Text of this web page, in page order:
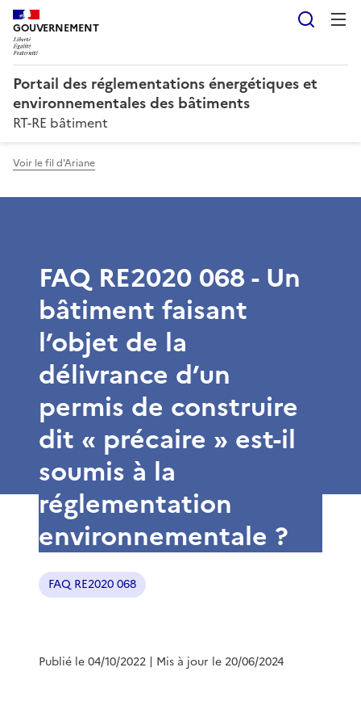
GOUVERNEMENT
Portail des réglementations énergétiques et
environnementales des bâtiments
RT-RE bâtiment
Voir le fil d'Ariane
FAQ RE2020 068 - Un
bâtiment faisant
l’objet de la
délivrance d’un
permis de construire
dit « précaire » est-il
soumis à la
réglementation
environnementale ?
FAQ RE2020 068
Publié le 04/10/2022 | Mis à jour le 20/06/2024